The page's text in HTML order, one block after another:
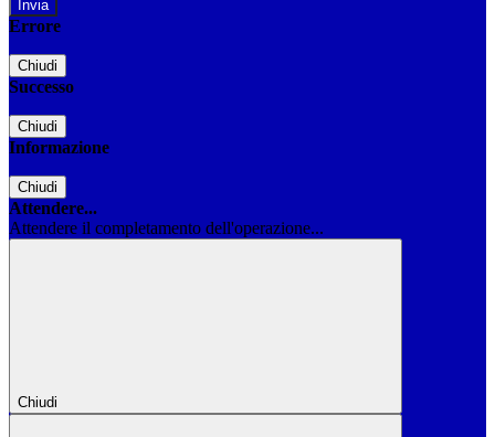
Errore
Chiudi
Successo
Chiudi
Informazione
Chiudi
Attendere...
Attendere il completamento dell'operazione...
Chiudi